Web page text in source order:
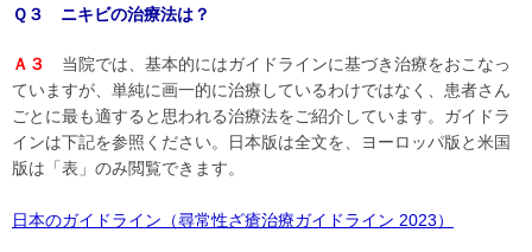
Ｑ３ ニキビの治療法は？
Ａ３
当院では、基本的にはガイドラインに基づき治療をおこなっ
ていますが、単純に画一的に治療しているわけではなく、患者さん
ごとに最も適すると思われる治療法をご紹介しています。ガイドラ
インは下記を参照ください。日本版は全文を、ヨーロッパ版と米国
版は「表」のみ閲覧できます。
日本のガイドライン（尋常性ざ瘡治療ガイドライン 2023）